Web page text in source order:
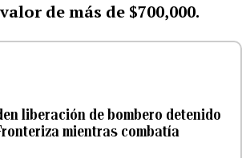
de más de $700,000.
liberación de bombero detenido
mientras combatía